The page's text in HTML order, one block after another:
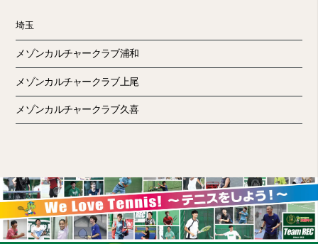
埼玉
メゾンカルチャークラブ浦和
メゾンカルチャークラブ上尾
メゾンカルチャークラブ久喜